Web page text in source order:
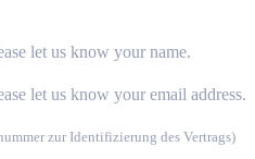
let us know your name.
let us know your email address.
zur Identifizierung des Vertrags)